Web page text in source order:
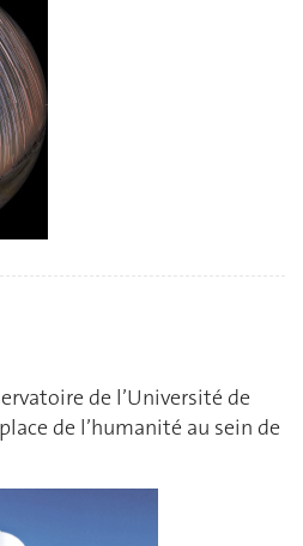
de l’Université de
de l’humanité au sein de